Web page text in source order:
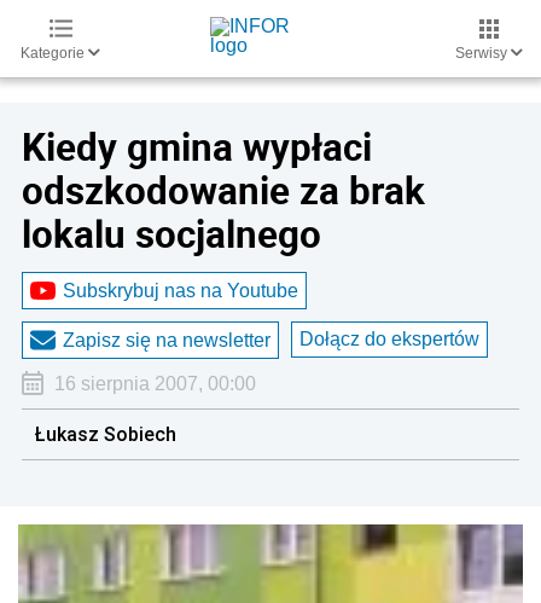
Kategorie Serwisy
Kiedy gmina wypłaci
odszkodowanie za brak
lokalu socjalnego
Subskrybuj nas na Youtube
Zapisz się na newsletter Dołącz do ekspertów
16 sierpnia 2007, 00:00
Łukasz Sobiech